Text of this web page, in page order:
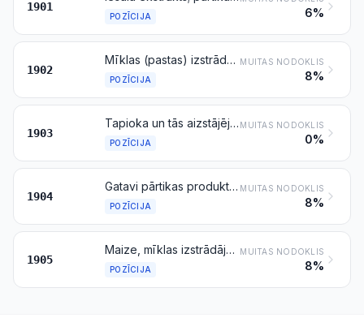
1901
POZĪCIJA 6%
1902
Mīklas (pastas) izstrādājumi, arī termiski apstrādāti vai ar pildījumu (gaļu vai citiem produktiem), vai citādi sagatavoti, kā spageti, makaroni, nūdeles, skaidiņas, klimpas, pelmeņi, pildīti makaroni; kuskuss, sagatavots vai nesagatavots
POZĪCIJA
MUITAS NODOKLIS
8%
1903
Tapioka un tās aizstājēji, kas pagatavoti no cietes pārslu, graudu, putraimu, atsiju vai tamlīdzīgā veidā
POZĪCIJA
MUITAS NODOKLIS
0%
1904
Gatavi pārtikas produkti, kas iegūti, uzpūšot vai apgrauzdējot graudaugu produktus (piemēram, kukurūzas pārslas); graudaugu produkti (izņemot kukurūzu) graudu veidā vai pārslu veidā vai citādi pārstrādātos graudos (izņemot miltus, putraimus un rupja maluma miltus), iepriekš termiski apstrādāti vai citādi sagatavoti, kas nav citur minēti un iekļauti
POZĪCIJA
MUITAS NODOKLIS
8%
1905
Maize, mīklas izstrādājumi, kūkas, cepumi un citi maizes un konditorejas izstrādājumi ar kakao piedevu vai bez tās; dievmaizītes, oblātas farmācijai, zīmogvafeles, rīspapīrs un tamlīdzīgi produkti
POZĪCIJA
MUITAS NODOKLIS
8%